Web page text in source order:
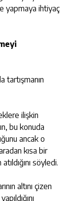
yapmaya ihtiyaç
tartışmanın
ilişkin
bu konuda
ancak o
kısa bir
söyledi.
altını çizen